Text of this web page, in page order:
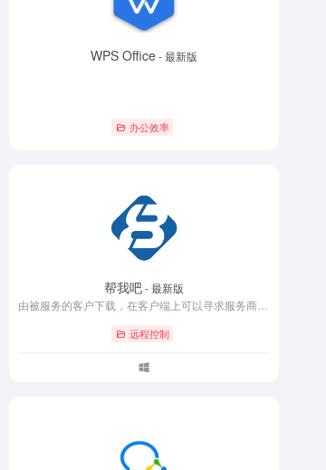
WPS Office- 最新版
办公效率
帮我吧- 最新版
远程控制